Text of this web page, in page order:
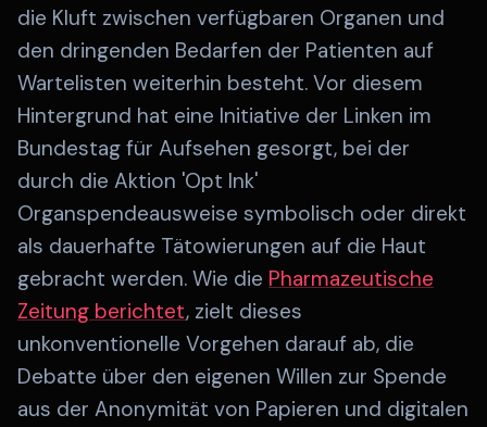
die Kluft zwischen verfügbaren Organen und
den dringenden Bedarfen der Patienten auf
Wartelisten weiterhin besteht. Vor diesem
Hintergrund hat eine Initiative der Linken im
Bundestag für Aufsehen gesorgt, bei der
durch die Aktion 'Opt Ink'
Organspendeausweise symbolisch oder direkt
als dauerhafte Tätowierungen auf die Haut
gebracht werden. Wie die Pharmazeutische
Zeitung berichtet, zielt dieses
unkonventionelle Vorgehen darauf ab, die
Debatte über den eigenen Willen zur Spende
aus der Anonymität von Papieren und digitalen